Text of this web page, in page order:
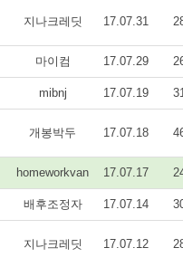
지나크레딧 17.07.31
마이컴 17.07.29
mibnj 17.07.19
개봉박두 17.07.18
homeworkvan 17.07.17
배후조정자 17.07.14
지나크레딧 17.07.12